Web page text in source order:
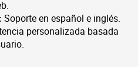
Soporte en español e inglés.
personalizada basada